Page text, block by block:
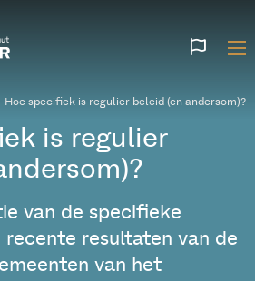
Hoe specifiek is regulier beleid (en andersom)?
is regulier
van de specifieke
recente resultaten van de
van het